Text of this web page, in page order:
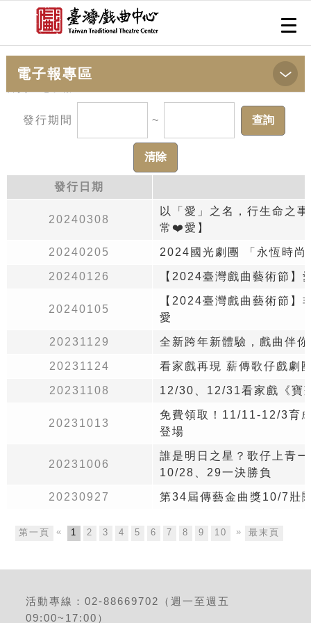
跳到主要內容
網站導覽
前往首頁
電子報專區
發行期間 ~
發行日期
20240308
以「愛」之名，行生命之
常❤️愛】
20240205 2024國光劇團 「永恆時尚
20240126 【2024臺灣戲曲藝術節】
20240105
【2024臺灣戲曲藝術節
愛
20231129 全新跨年新體驗，戲曲伴
20231124 看家戲再現 薪傳歌仔戲劇
20231108 12/30、12/31看家戲《寶
20231013
免費領取！11/11-12/3育
登場
20231006
誰是明日之星？歌仔上青
10/28、29一決勝負
20230927 第34屆傳藝金曲獎10/7
第一頁 « 1 2 3 4 5 6 7 8 9 10 11 12
» 最末頁
活動專線：02-88669702（週一至週五
09:00~17:00）